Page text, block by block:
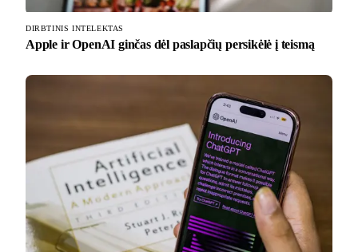
DIRBTINIS INTELEKTAS
Apple ir OpenAI ginčas dėl paslapčių persikėlė į teismą